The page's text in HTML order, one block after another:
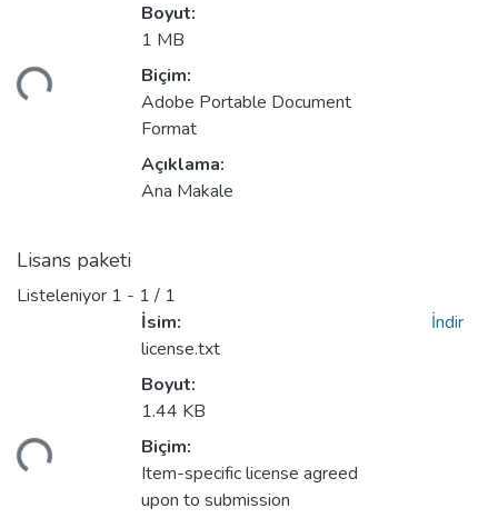
Boyut:
1 MB
Biçim:
Adobe Portable Document
Format
Açıklama:
Ana Makale
Lisans paketi
Listeleniyor 1 - 1 / 1
İsim:
license.txt
Boyut:
1.44 KB
Biçim:
Item-specific license agreed
upon to submission
İndir